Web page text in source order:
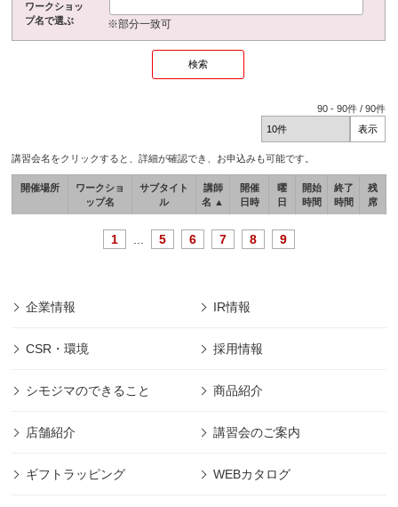
ワークショッ
プ名で選ぶ
※部分一致可
90 -90件 /90件
講習会名をクリックすると、詳細が確認でき、お申込みも可能です。
開催場所
ワークショ
ップ名
サブタイト
ル
講師
名 ▲
開催
日時
曜
日
開始
時間
終了
時間
残
席
1 5 6 7 8 9
企業情報 IR情報
CSR・環境 採用情報
シモジマのできること 商品紹介
店舗紹介 講習会のご案内
ギフトラッピング WEBカタログ